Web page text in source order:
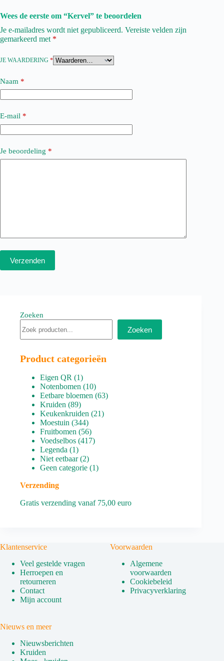
Wees de eerste om “Kervel” te beoordelen
Je e-mailadres wordt niet gepubliceerd. Vereiste velden zijn
gemarkeerd met *
JE WAARDERING *
Naam *
E-mail *
Je beoordeling *
Verzenden
Zoeken
Zoeken
Product categorieën
Eigen QR 11
product
Notenbomen 1010
producten
Eetbare bloemen 6363
Kruiden 8989
producten
Keukenkruiden 2121
Moestuin 344344
producten
Fruitbomen 5656
producten
Voedselbos 417417
Legenda 11
product
Niet eetbaar 22
producten
Geen categorie 11
Verzending
Gratis verzending vanaf 75,00 euro
Klantenservice
Veel gestelde vragen
Herroepen en
retourneren
Contact
Mijn account
Voorwaarden
Algemene
voorwaarden
Cookiebeleid
Privacyverklaring
Nieuws en meer
Nieuwsberichten
Kruiden